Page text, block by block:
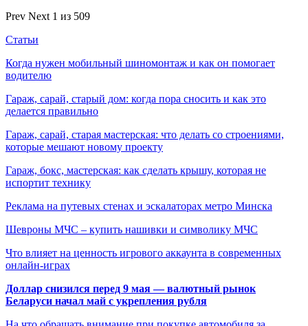
Prev Next 1 из 509
Статьи
Когда нужен мобильный шиномонтаж и как он помогает
водителю
Гараж, сарай, старый дом: когда пора сносить и как это
делается правильно
Гараж, сарай, старая мастерская: что делать со строениями,
которые мешают новому проекту
Гараж, бокс, мастерская: как сделать крышу, которая не
испортит технику
Реклама на путевых стенах и эскалаторах метро Минска
Шевроны МЧС – купить нашивки и символику МЧС
Что влияет на ценность игрового аккаунта в современных
онлайн-играх
Доллар снизился перед 9 мая — валютный рынок
Беларуси начал май с укрепления рубля